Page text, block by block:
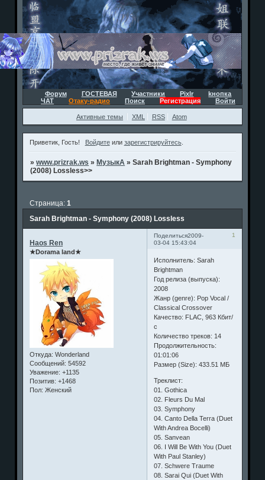
Форум ГОСТЕВАЯ Участники Pixlr
kнопка
ЧАТ
Отаку-радио Поиск Регистрация Войти
Активные темы XML RSS Atom
Приветик, Гость! Войдитеили зарегистрируйтесь.
»www.prizrak.ws » МузыкА »Sarah Brightman - Symphony
(2008) Lossless>>
Sarah Brightman - Symphony (2008) Lossless
Страница:1
Поделиться 1
2009-
03-04 15:43:04
Haos Ren
★Dorama land★
Откуда: Wonderland
Сообщений: 54592
Уважение: +1135
Позитив: +1468
Пол: Женский
Исполнитель: Sarah
Brightman
Год релиза (выпуска):
2008
Жанр (genre): Pop Vocal /
Classical Crossover
Качество: FLAC, 963 Кбит/
с
Количество треков: 14
Продолжительность:
01:01:06
Размер (Size): 433.51 МБ
Треклист:
01. Gothica
02. Fleurs Du Mal
03. Symphony
04. Canto Della Terra (Duet
With Andrea Bocelli)
05. Sanvean
06. I Will Be With You (Duet
With Paul Stanley)
07. Schwere Traume
08. Sarai Qui (Duet With